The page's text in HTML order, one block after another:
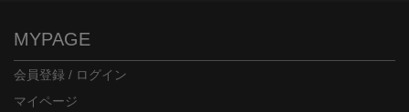
MYPAGE
会員登録 / ログイン
マイページ